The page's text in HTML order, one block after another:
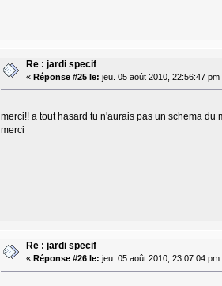
Re : jardi specif
« Réponse #25 le: jeu. 05 août 2010, 22:56:47 pm
merci!! a tout hasard tu n'aurais pas un schema
merci
Re : jardi specif
« Réponse #26 le: jeu. 05 août 2010, 23:07:04 pm